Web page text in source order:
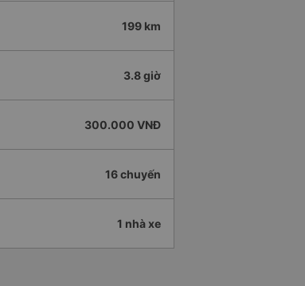
199 km
3.8 giờ
300.000 VNĐ
16 chuyến
1 nhà xe